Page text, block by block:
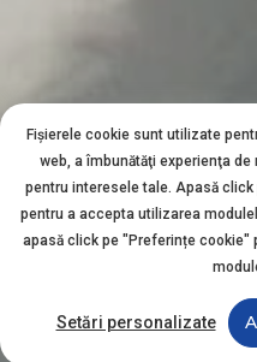
Fișierele cookie sunt utilizate
web, a îmbunătăţi experienţa
pentru interesele tale. Apasă
pentru a accepta utilizarea
apasă click pe "Preferințe cookie"
Setări personalizate